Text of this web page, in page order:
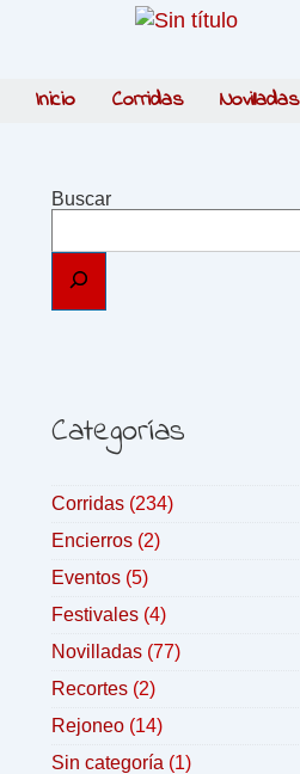
Inicio Corridas Novilladas
Buscar
Categorías
Corridas (234)
Encierros (2)
Eventos (5)
Festivales (4)
Novilladas (77)
Recortes (2)
Rejoneo (14)
Sin categoría (1)